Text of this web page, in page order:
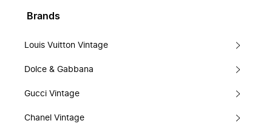
Brands
Louis Vuitton Vintage
Dolce & Gabbana
Gucci Vintage
Chanel Vintage